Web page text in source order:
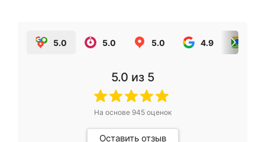
5.0 5.0 5.0 4.9
5.0 из 5
На основе 945оценок
Оставить отзыв